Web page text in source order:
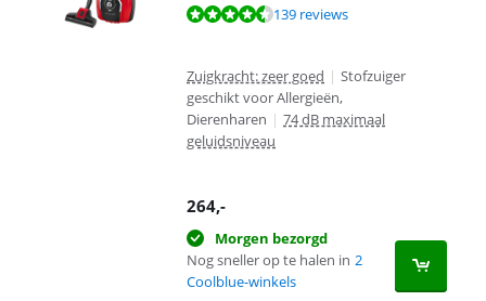
Beoordeling is 8,8 van de 10, gebaseerd op 139 reviews.
139 reviews
Zuigkracht: zeer goed | Stofzuiger
geschikt voor Allergieën,
Dierenharen | 74 dB maximaal
geluidsniveau
264,-
Morgen bezorgd
Nog sneller op te halen in 2
Coolblue-winkels